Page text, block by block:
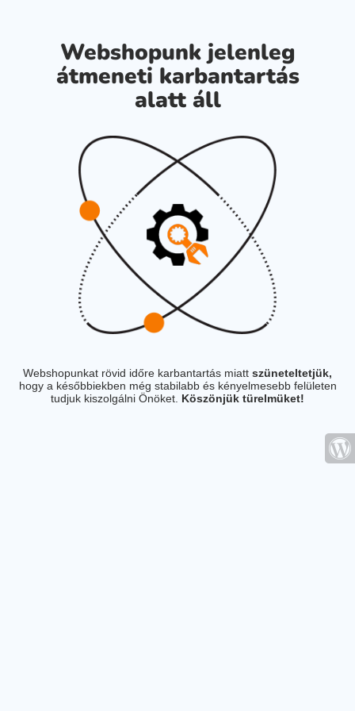
Webshopunk jelenleg
átmeneti karbantartás
alatt áll
Webshopunkat rövid időre karbantartás miatt szüneteltetjük,
hogy a későbbiekben még stabilabb és kényelmesebb felületen
tudjuk kiszolgálni Önöket. Köszönjük türelmüket!